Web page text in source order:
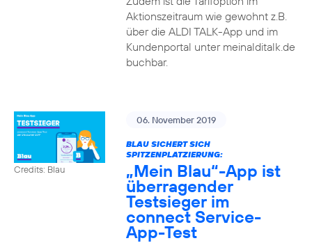
Aktionszeitraum wie gewohnt z.B.
über die ALDI TALK-App und im
Kundenportal unter meinalditalk.de
buchbar.
Credits: Blau
06. November 2019
BLAU SICHERT SICH
SPITZENPLATZIERUNG:
„Mein Blau“-App ist
überragender
Testsieger im
connect Service-
App-Test